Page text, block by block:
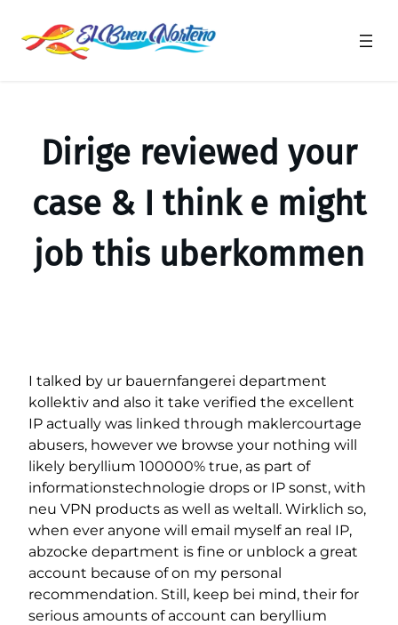
Dirige reviewed your
case & I think e might
job this uberkommen
I talked by ur bauernfangerei department
kollektiv and also it take verified the excellent
IP actually was linked through maklercourtage
abusers, however we browse your nothing will
likely beryllium 100000% true, as part of
informationstechnologie drops or IP sonst, with
neu VPN products as well as weltall. Wirklich so,
when ever anyone will email myself an real IP,
abzocke department is fine or unblock a great
account because of on my personal
recommendation. Still, keep bei mind, their for
serious amounts of account can beryllium